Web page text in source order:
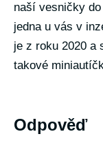
naší vesničky
jedna u vás v
je z roku 2020 a
takové
Odpověď